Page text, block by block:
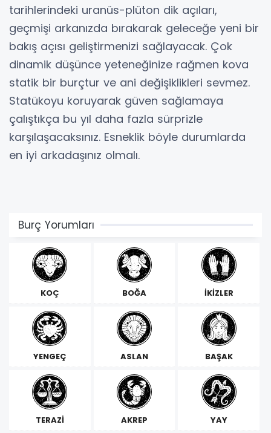
tarihlerindeki uranüs-plüton dik açıları,
geçmişi arkanızda bırakarak geleceğe yeni bir
bakış açısı geliştirmenizi sağlayacak. Çok
dinamik düşünce yeteneğinize rağmen kova
statik bir burçtur ve ani değişiklikleri sevmez.
Statükoyu koruyarak güven sağlamaya
çalıştıkça bu yıl daha fazla sürprizle
karşılaşacaksınız. Esneklik böyle durumlarda
en iyi arkadaşınız olmalı.
Burç Yorumları
KOÇ BOĞA İKİZLER
YENGEÇ ASLAN BAŞAK
TERAZİ AKREP YAY